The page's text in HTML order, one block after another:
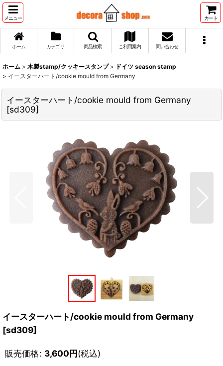
メニュー カート
ホーム カテゴリ 商品検索 ご利用案内 問い合わせ
ホーム > 木製stamp/クッキースタンプ > ドイツ season stamp
> イースターハート/cookie mould from Germany
イースターハート/cookie mould from Germany
[sd309]
イースターハート/cookie mould from Germany
[sd309]
販売価格: 3,600円(税込)